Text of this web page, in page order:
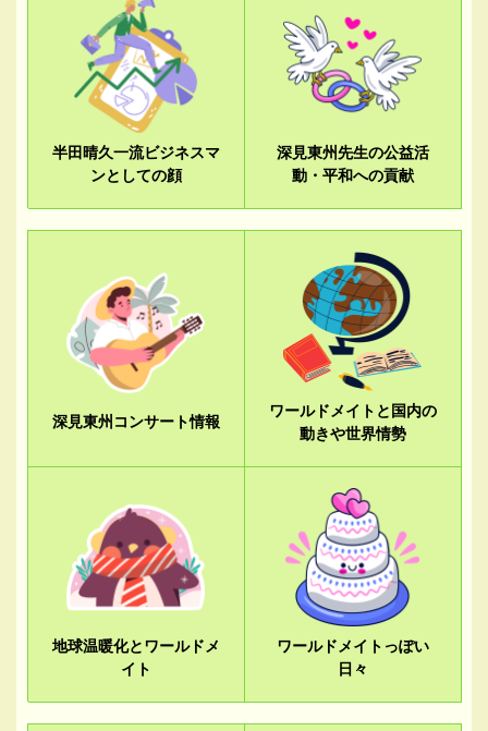
半田晴久一流ビジネスマ
ンとしての顔
深見東州先生の公益活
動・平和への貢献
深見東州コンサート情報
ワールドメイトと国内の
動きや世界情勢
地球温暖化とワールドメ
イト
ワールドメイトっぽい
日々